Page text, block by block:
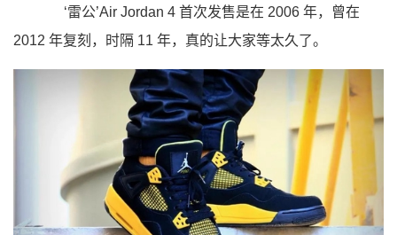
‘雷公’Air Jordan 4 首次发售是在 2006 年，曾在
2012 年复刻，时隔 11 年，真的让大家等太久了。